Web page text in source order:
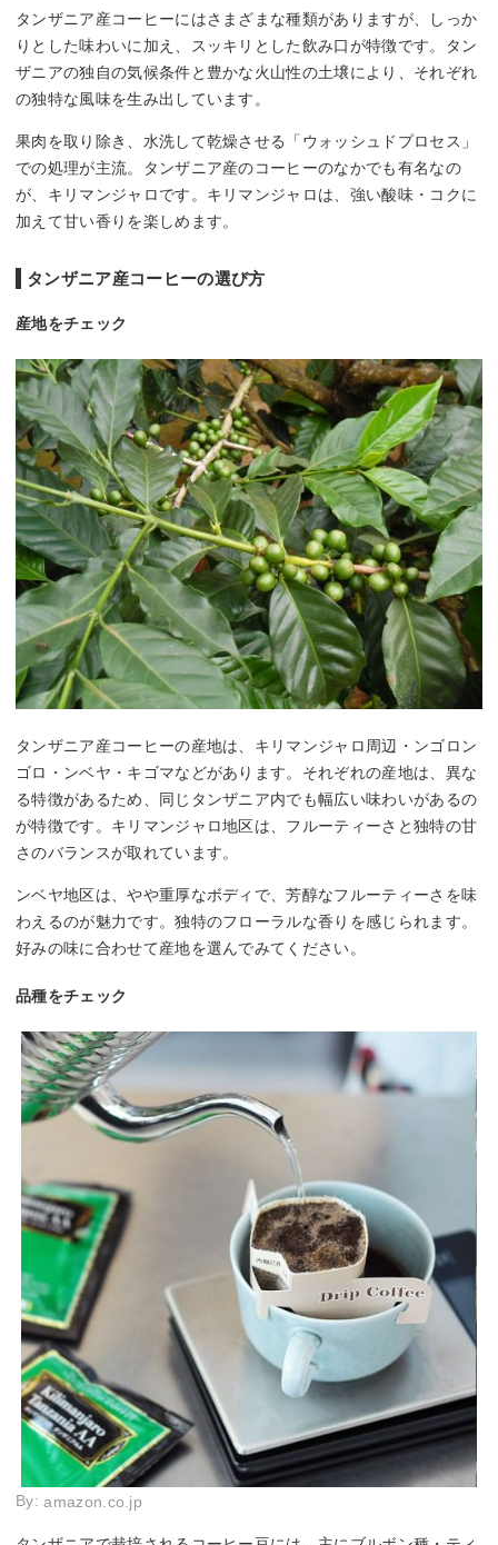
タンザニア産コーヒーにはさまざまな種類がありますが、しっか
りとした味わいに加え、スッキリとした飲み口が特徴です。タン
ザニアの独自の気候条件と豊かな火山性の土壌により、それぞれ
の独特な風味を生み出しています。
果肉を取り除き、水洗して乾燥させる「ウォッシュドプロセス」
での処理が主流。タンザニア産のコーヒーのなかでも有名なの
が、キリマンジャロです。キリマンジャロは、強い酸味・コクに
加えて甘い香りを楽しめます。
タンザニア産コーヒーの選び方
産地をチェック
タンザニア産コーヒーの産地は、キリマンジャロ周辺・ンゴロン
ゴロ・ンベヤ・キゴマなどがあります。それぞれの産地は、異な
る特徴があるため、同じタンザニア内でも幅広い味わいがあるの
が特徴です。キリマンジャロ地区は、フルーティーさと独特の甘
さのバランスが取れています。
ンベヤ地区は、やや重厚なボディで、芳醇なフルーティーさを味
わえるのが魅力です。独特のフローラルな香りを感じられます。
好みの味に合わせて産地を選んでみてください。
品種をチェック
By:amazon.co.jp